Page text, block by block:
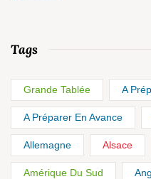
Tags
Grande Tablée A
A Préparer En Avance
Allemagne Alsace
Amérique Du Sud